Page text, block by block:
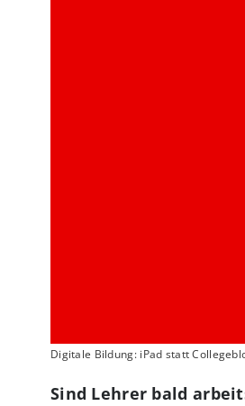
Digitale Bildung: iPad statt
Sind Lehrer bald